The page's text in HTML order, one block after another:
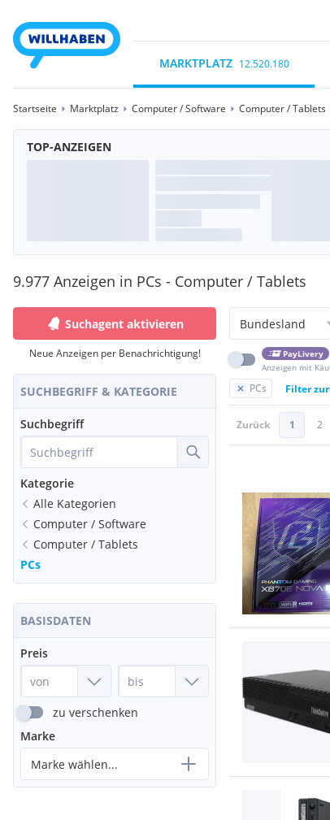
MARKTPLATZ 12.520.180
Startseite Marktplatz Computer / Software Computer / Tablets
TOP-ANZEIGEN
9.977 Anzeigen in PCs - Computer / Tablets
Suchagent aktivieren
Neue Anzeigen per Benachrichtigung!
SUCHBEGRIFF & KATEGORIE
Suchbegriff
Kategorie
Alle Kategorien
Computer / Software
Computer / Tablets
PCs
BASISDATEN
Preis
zu verschenken
Marke
Marke wählen...
Bundesland
PayLivery
Anzeigen mit
PCs Filter
Zurück 1 2